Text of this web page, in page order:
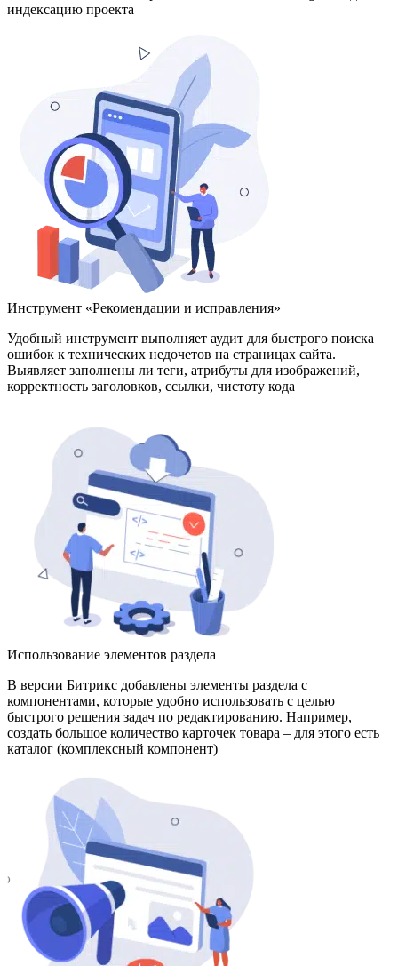
индексацию проекта
Инструмент «Рекомендации и исправления»
Удобный инструмент выполняет аудит для быстрого поиска
ошибок к технических недочетов на страницах сайта.
Выявляет заполнены ли теги, атрибуты для изображений,
корректность заголовков, ссылки, чистоту кода
Использование элементов раздела
В версии Битрикс добавлены элементы раздела с
компонентами, которые удобно использовать с целью
быстрого решения задач по редактированию. Например,
создать большое количество карточек товара – для этого есть
каталог (комплексный компонент)